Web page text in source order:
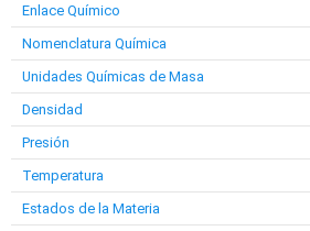
Enlace Químico
Nomenclatura Química
Unidades Químicas de Masa
Densidad
Presión
Temperatura
Estados de la Materia